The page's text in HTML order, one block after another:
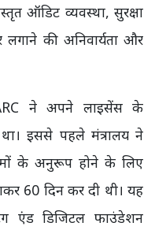
ऑडिट व्यवस्था, सुरक्षा
की अनिवार्यता और
ने अपने लाइसेंस के
इससे पहले मंत्रालय ने
के अनुरूप होने के लिए
60 दिन कर दी थी। यह
एंड डिजिटल फाउंडेशन